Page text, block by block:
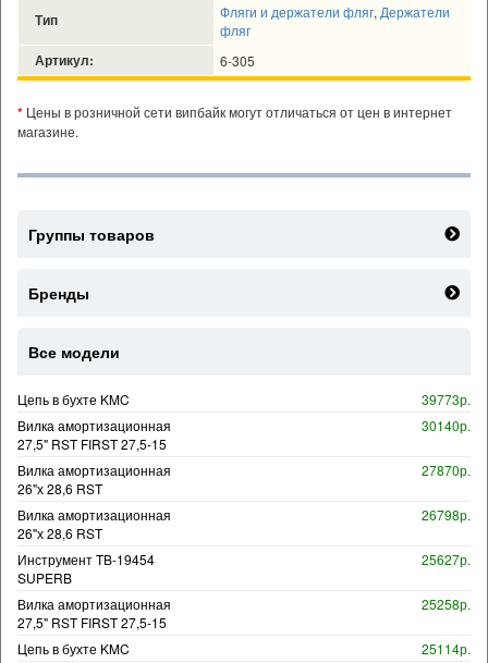
Тип Фляги и держатели фляг, Держатели
фляг
Артикул: 6-305
* Цены в розничной сети випбайк могут отличаться от цен в интернет
магазине.
Группы товаров
Бренды
Все модели
Цепь в бухте KMC
39773р.
Вилка амортизационная
27,5" RST FIRST 27,5-15
30140р.
Вилка амортизационная
26"х 28,6 RST
27870р.
Вилка амортизационная
26"х 28,6 RST
26798р.
Инструмент TB-19454
SUPERB
25627р.
Вилка амортизационная
27,5" RST FIRST 27,5-15
25258р.
Цепь в бухте KMC
25114р.